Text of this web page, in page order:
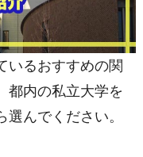
いるおすすめの関
都内の私立大学を
んでください。